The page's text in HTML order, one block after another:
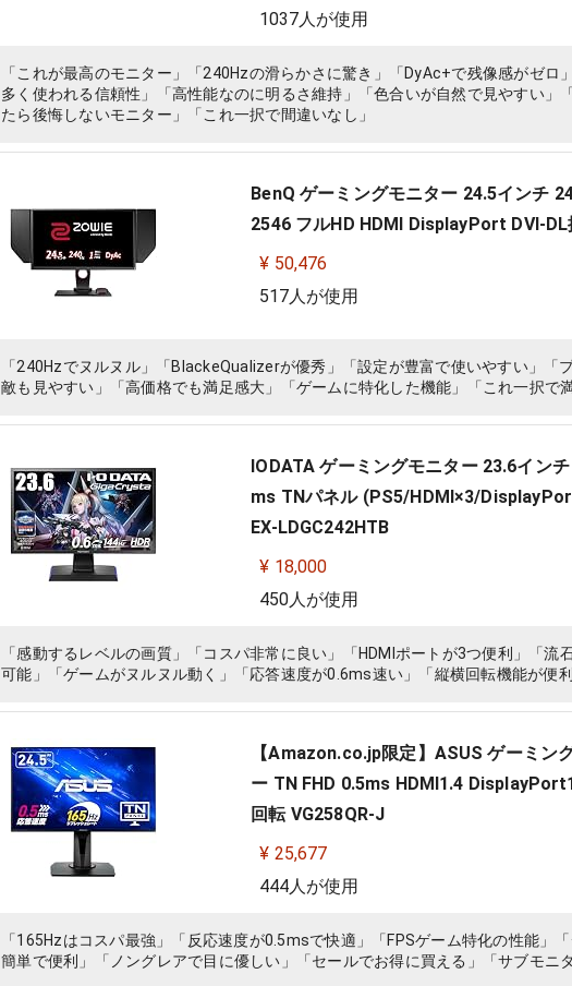
1037人が使用
「これが最高のモニター」「240Hzの滑らかさに驚き」「DyAc+で残像感がゼロ
多く使われる信頼性」「高性能なのに明るさ維持」「色合いが自然で見やすい」
たら後悔しないモニター」「これ一択で間違いなし」
BenQ ゲーミングモニター 24.5インチ
2546 フルHD HDMI DisplayPort DVI-
¥ 50,476
517人が使用
「240Hzでヌルヌル」「BlackeQualizerが優秀」「設定が豊富で使いやすい」「
敵も見やすい」「高価格でも満足感大」「ゲームに特化した機能」「これ一択で
IODATA ゲーミングモニター 23.6イン
ms TNパネル (PS5/HDMI×3/
EX-LDGC242HTB
¥ 18,000
450人が使用
「感動するレベルの画質」「コスパ非常に良い」「HDMIポートが3つ便利」「流
可能」「ゲームがヌルヌル動く」「応答速度が0.6ms速い」「縦横回転機能が便利
【Amazon.co.jp限定】ASUS ゲーミン
ー TN FHD 0.5ms HDMI1.4
回転 VG258QR-J
¥ 25,677
444人が使用
「165Hzはコスパ最強」「反応速度が0.5msで快適」「FPSゲーム特化の性能」
簡単で便利」「ノングレアで目に優しい」「セールでお得に買える」「サブモニ